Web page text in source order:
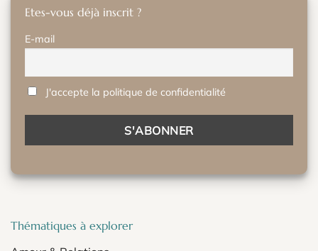
Etes-vous déjà inscrit ?
E-mail
J'accepte la politique de confidentialité
Thématiques à explorer